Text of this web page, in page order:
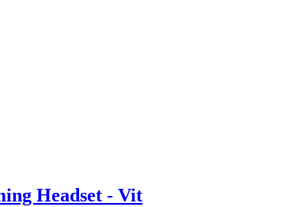
Headset - Vit